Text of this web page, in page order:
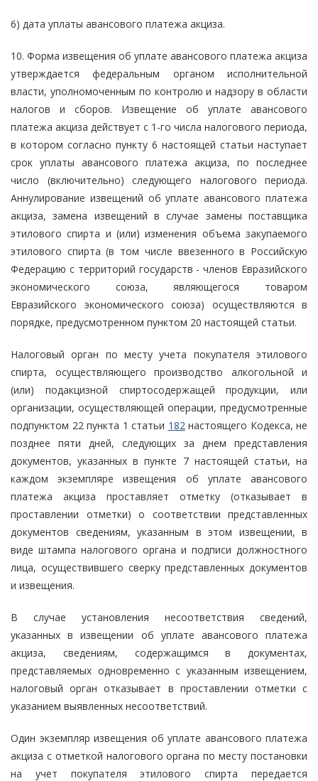
6) дата уплаты авансового платежа акциза.
10. Форма извещения об уплате авансового платежа акциза
утверждается федеральным органом исполнительной
власти, уполномоченным по контролю и надзору в области
налогов и сборов. Извещение об уплате авансового
платежа акциза действует с 1-го числа налогового периода,
в котором согласно пункту 6 настоящей статьи наступает
срок уплаты авансового платежа акциза, по последнее
число (включительно) следующего налогового периода.
Аннулирование извещений об уплате авансового платежа
акциза, замена извещений в случае замены поставщика
этилового спирта и (или) изменения объема закупаемого
этилового спирта (в том числе ввезенного в Российскую
Федерацию с территорий государств - членов Евразийского
экономического союза, являющегося товаром
Евразийского экономического союза) осуществляются в
порядке, предусмотренном пунктом 20 настоящей статьи.
Налоговый орган по месту учета покупателя этилового
спирта, осуществляющего производство алкогольной и
(или) подакцизной спиртосодержащей продукции, или
организации, осуществляющей операции, предусмотренные
подпунктом 22 пункта 1 статьи 182 настоящего Кодекса, не
позднее пяти дней, следующих за днем представления
документов, указанных в пункте 7 настоящей статьи, на
каждом экземпляре извещения об уплате авансового
платежа акциза проставляет отметку (отказывает в
проставлении отметки) о соответствии представленных
документов сведениям, указанным в этом извещении, в
виде штампа налогового органа и подписи должностного
лица, осуществившего сверку представленных документов
и извещения.
В случае установления несоответствия сведений,
указанных в извещении об уплате авансового платежа
акциза, сведениям, содержащимся в документах,
представляемых одновременно с указанным извещением,
налоговый орган отказывает в проставлении отметки с
указанием выявленных несоответствий.
Один экземпляр извещения об уплате авансового платежа
акциза с отметкой налогового органа по месту постановки
на учет покупателя этилового спирта передается